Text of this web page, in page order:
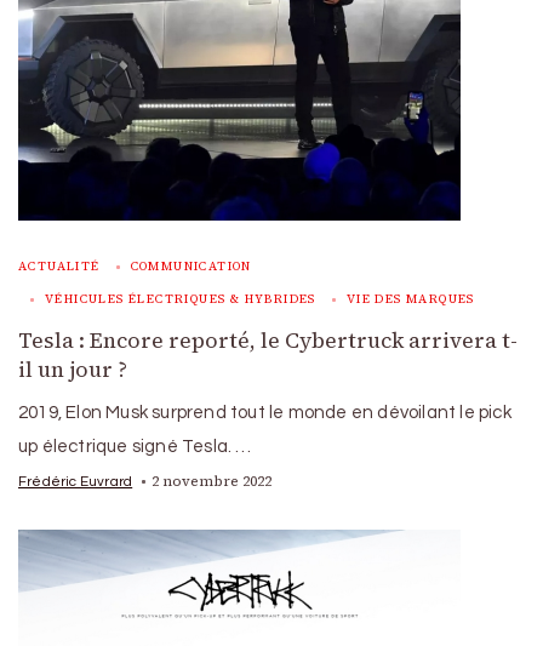
ACTUALITÉ COMMUNICATION
VÉHICULES ÉLECTRIQUES & HYBRIDES VIE DES MARQUES
Tesla : Encore reporté, le Cybertruck arrivera t-
il un jour ?
2019, Elon Musk surprend tout le monde en dévoilant le pick
up électrique signé Tesla. …
Frédéric Euvrard 2 novembre 2022